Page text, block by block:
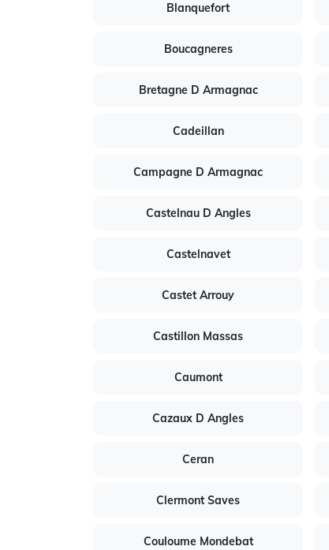
Blanquefort
Boucagneres
Bretagne D Armagnac
Cadeillan
Campagne D Armagnac
Castelnau D Angles
Castelnavet
Castet Arrouy
Castillon Massas
Caumont
Cazaux D Angles
Ceran
Clermont Saves
Couloume Mondebat